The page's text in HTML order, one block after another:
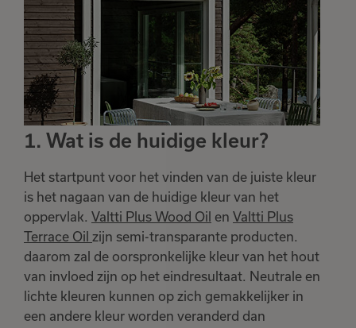
1. Wat is de huidige kleur?
Het startpunt voor het vinden van de juiste kleur
is het nagaan van de huidige kleur van het
oppervlak. Valtti Plus Wood Oil en Valtti Plus
Terrace Oil zijn semi-transparante producten.
daarom zal de oorspronkelijke kleur van het hout
van invloed zijn op het eindresultaat. Neutrale en
lichte kleuren kunnen op zich gemakkelijker in
een andere kleur worden veranderd dan